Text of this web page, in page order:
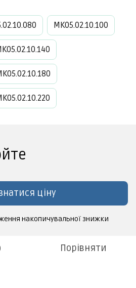
МК05.02.10.100
ціну
накопичувальної знижки
Порівняти